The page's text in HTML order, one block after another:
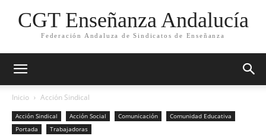
CGT Enseñanza Andalucía
Federación Andaluza de Sindicatos de Enseñanza
Inicio Acción Sindical
Acción Sindical Acción Social Comunicación
Comunidad Educativa
Portada
Trabajadoras